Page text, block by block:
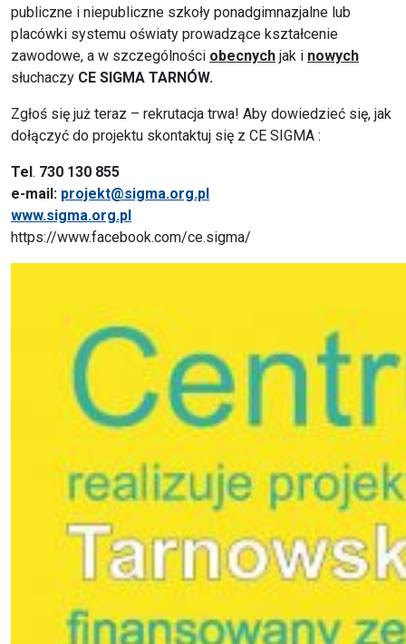
publiczne i niepubliczne szkoły ponadgimnazjalne lub
placówki systemu oświaty prowadzące kształcenie
zawodowe, a w szczególności obecnych jak i nowych
słuchaczy CE SIGMA TARNÓW.
Zgłoś się już teraz – rekrutacja trwa! Aby dowiedzieć się, jak
dołączyć do projektu skontaktuj się z CE SIGMA :
Tel. 730 130 855
e-mail: projekt@sigma.org.pl
www.sigma.org.pl
https://www.facebook.com/ce.sigma/